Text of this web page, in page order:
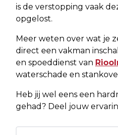
is de verstopping vaak
opgelost.
Meer weten over wat je
direct een vakman
en spoeddienst van
waterschade en
Heb jij wel eens een
gehad? Deel jouw